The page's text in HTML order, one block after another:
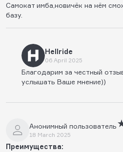
Самокат имба,новичëк на нём
базу.
Hellride
06 April 2025
Благодарим за честный
услышать Ваше мнение))
Анонимный пользователь
18 March 2025
Преимущества: